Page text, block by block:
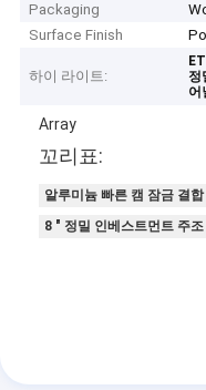
Packaging
Surface Finish
하이 라이트: 정
어
Array
꼬리표:
알루미늄 빠른 캠 잠금 결합
8 " 정밀 인베스트먼트 주조